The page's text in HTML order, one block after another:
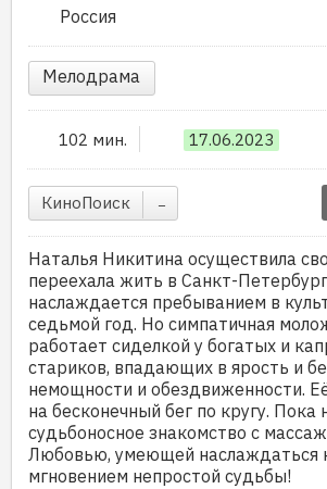
Россия
Мелодрама
102 мин. 17.06.2023
КиноПоиск –
Наталья Никитина осуществила
переехала жить в Санкт-
наслаждается пребыванием в
седьмой год. Но симпатичная
работает сиделкой у богатых и
стариков, впадающих в ярость и
немощности и обездвиженности.
на бесконечный бег по кругу. Пока
судьбоносное знакомство с
Любовью, умеющей
мгновением непростой судьбы!